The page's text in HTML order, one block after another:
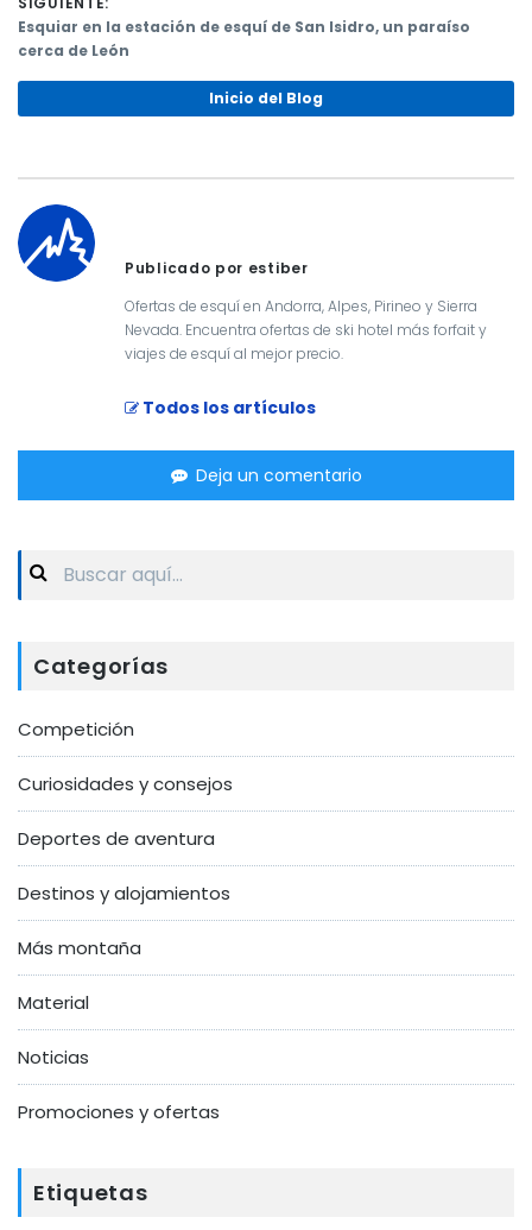
entradas
Next
post:
Esquiar en la estación de esquí de San Isidro, un paraíso
cerca de León
Inicio del Blog
Publicado por estiber
Ofertas de esquí en Andorra, Alpes, Pirineo y Sierra
Nevada. Encuentra ofertas de ski hotel más forfait y
viajes de esquí al mejor precio.
Todos los artículos
Deja un comentario
Search
Categorías
Competición
Curiosidades y consejos
Deportes de aventura
Destinos y alojamientos
Más montaña
Material
Noticias
Promociones y ofertas
Etiquetas